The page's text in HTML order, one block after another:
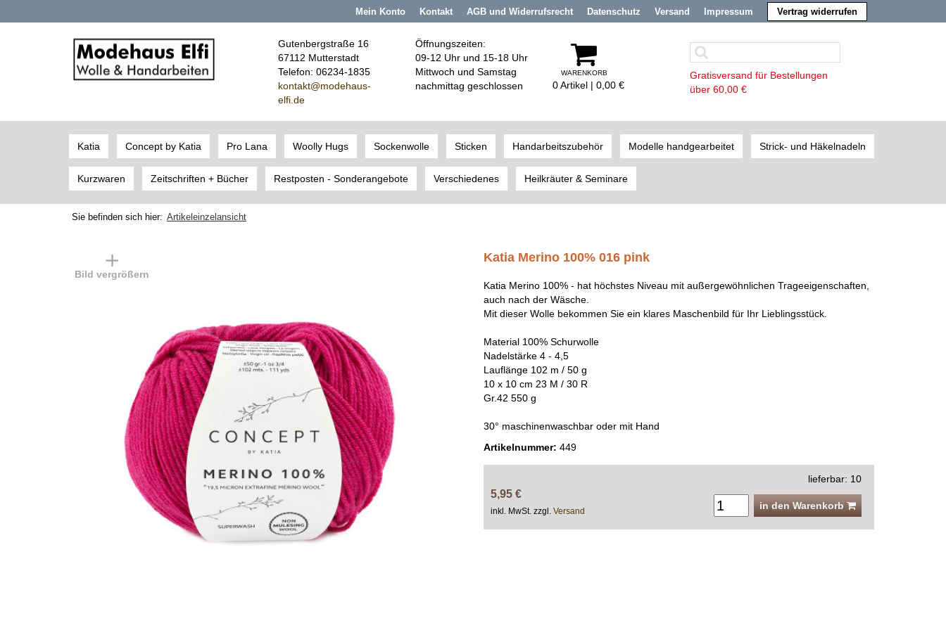
Mein Konto Kontakt AGB und Widerrufsrecht Datenschutz Versand Impressum Vertrag widerrufen
Gutenbergstraße 16
67112 Mutterstadt
Telefon: 06234-1835
kontakt@modehaus-
elfi.de
Öffnungszeiten:
09-12 Uhr und 15-18 Uhr
Mittwoch und Samstag
nachmittag geschlossen
WARENKORB
0 Artikel | 0,00 €
Gratisversand für Bestellungen
über 60,00 €
Katia Concept by Katia Pro Lana Woolly Hugs Sockenwolle Sticken Handarbeitszubehör Modelle handgearbeitet Strick- und Häkelnadeln
Kurzwaren Zeitschriften + Bücher Restposten - Sonderangebote Verschiedenes Heilkräuter & Seminare
Sie befinden sich hier: Artikeleinzelansicht
Bild vergrößern
Katia Merino 100% 016 pink
Katia Merino 100% - hat höchstes Niveau mit außergewöhnlichen Trageeigenschaften,
auch nach der Wäsche.
Mit dieser Wolle bekommen Sie ein klares Maschenbild für Ihr Lieblingsstück.
Material 100% Schurwolle
Nadelstärke 4 - 4,5
Lauflänge 102 m / 50 g
10 x 10 cm 23 M / 30 R
Gr.42 550 g
30° maschinenwaschbar oder mit Hand
Artikelnummer: 449
5,95 €
inkl. MwSt. zzgl. Versand
lieferbar: 10
in den Warenkorb